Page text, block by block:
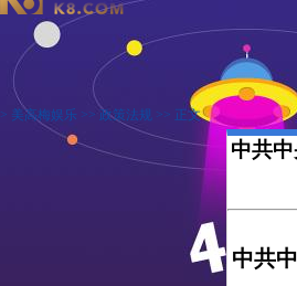
> 美高梅娱乐 >> 政策法规 >> 正文
中共
中共